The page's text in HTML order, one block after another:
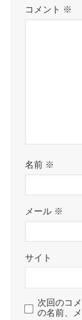
コメント ※
名前 ※
メール ※
サイト
次回のコ
の名前、